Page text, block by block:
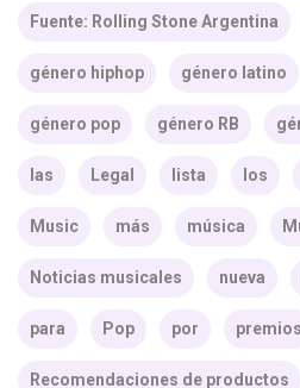
Fuente: Rolling Stone Argentina
género hiphop género latino
género pop género RB
las Legal lista los
Music más música
Noticias musicales nueva
para Pop por premios
Recomendaciones de productos